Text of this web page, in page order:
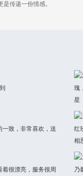
传递一份情感。
致，非常喜欢，送
很漂亮，服务很周